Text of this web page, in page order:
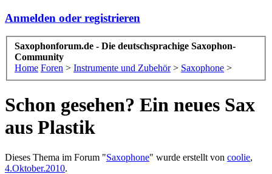
Anmelden oder registrieren
Saxophonforum.de - Die deutschsprachige Saxophon-
Community
Home Foren > Instrumente und Zubehör > Saxophone >
Schon gesehen? Ein neues Sax
aus Plastik
Dieses Thema im Forum "Saxophone" wurde erstellt von coolie,
4.Oktober.2010.